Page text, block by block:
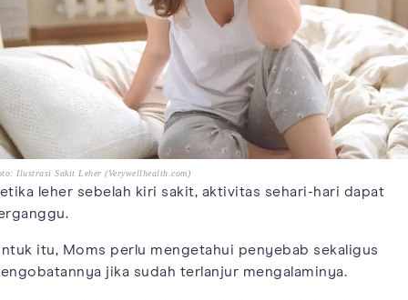
Ilustrasi Sakit Leher (Verywellhealth.com)
leher sebelah kiri sakit, aktivitas sehari-hari dapat
itu, Moms perlu mengetahui penyebab sekaligus
jika sudah terlanjur mengalaminya.